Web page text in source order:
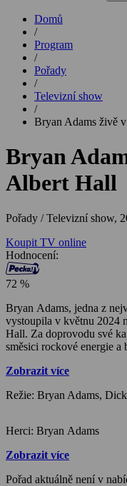
Domů
/
Program
/
Pořady
/
Televizní show
/
Bryan Adams živě
Bryan
Albert Hall
Pořady / Televizní show,
Koupit TV online
Hodnocení:
72 %
Bryan Adams, jedna z
vystoupila v květnu 2024
Hall. Za doprovodu své
směsici rockové energie a
největší hity v klasickém
Zobrazit více
Režie: Bryan Adams,
Herci: Bryan Adams
Zobrazit více
Pořad aktuálně není v